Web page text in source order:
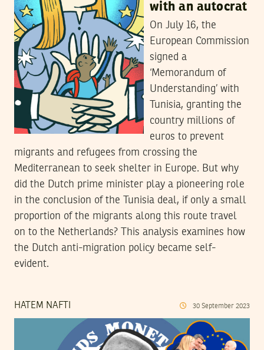
with an autocrat
On July 16, the
European Commission
signed a
‘Memorandum of
Understanding’ with
Tunisia, granting the
country millions of
euros to prevent
migrants and refugees from crossing the
Mediterranean to seek shelter in Europe. But why
did the Dutch prime minister play a pioneering role
in the conclusion of the Tunisia deal, if only a small
proportion of the migrants along this route travel
on to the Netherlands? This analysis examines how
the Dutch anti-migration policy became self-
evident.
HATEM NAFTI 30 September 2023